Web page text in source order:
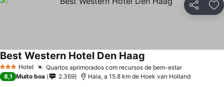
Partilhar
3 EstrelasHotel Quartos aprimorados com recursos de bem-estar
Best Western Hotel Den Haag
8,1 Muito boa 2.369 Haia, a 15.8 km de Hoek van Holland